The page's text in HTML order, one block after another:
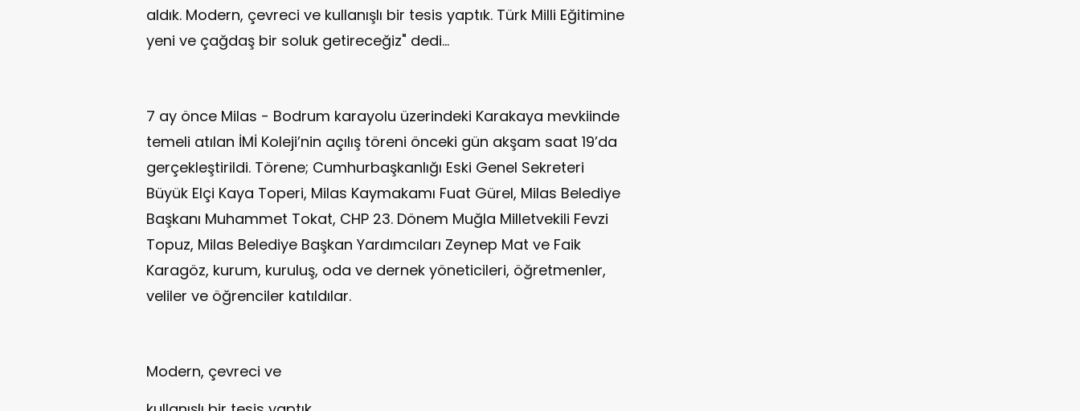
aldık. Modern, çevreci ve kullanışlı bir tesis yaptık. Türk Milli Eğitimine
yeni ve çağdaş bir soluk getireceğiz" dedi…
7 ay önce Milas - Bodrum karayolu üzerindeki Karakaya mevkiinde
temeli atılan İMİ Koleji’nin açılış töreni önceki gün akşam saat 19’da
gerçekleştirildi. Törene; Cumhurbaşkanlığı Eski Genel Sekreteri
Büyük Elçi Kaya Toperi, Milas Kaymakamı Fuat Gürel, Milas Belediye
Başkanı Muhammet Tokat, CHP 23. Dönem Muğla Milletvekili Fevzi
Topuz, Milas Belediye Başkan Yardımcıları Zeynep Mat ve Faik
Karagöz, kurum, kuruluş, oda ve dernek yöneticileri, öğretmenler,
veliler ve öğrenciler katıldılar.
Modern, çevreci ve